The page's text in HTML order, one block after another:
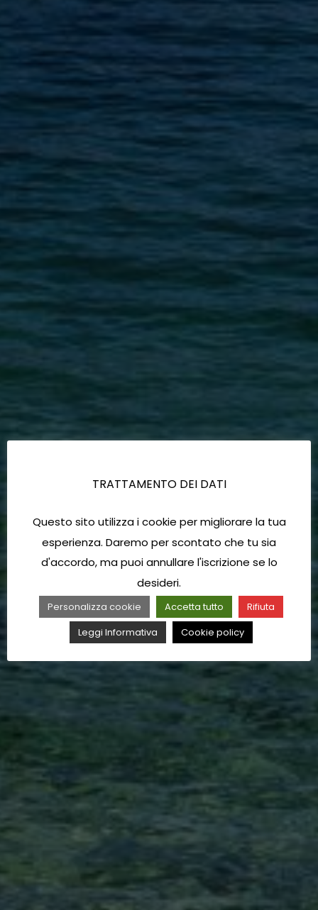
TRATTAMENTO DEI DATI
Questo sito utilizza i cookie per migliorare la tua
esperienza. Daremo per scontato che tu sia
d'accordo, ma puoi annullare l'iscrizione se lo
desideri.
Personalizza cookie Accetta tutto
Rifiuta
Leggi Informativa
Cookie policy